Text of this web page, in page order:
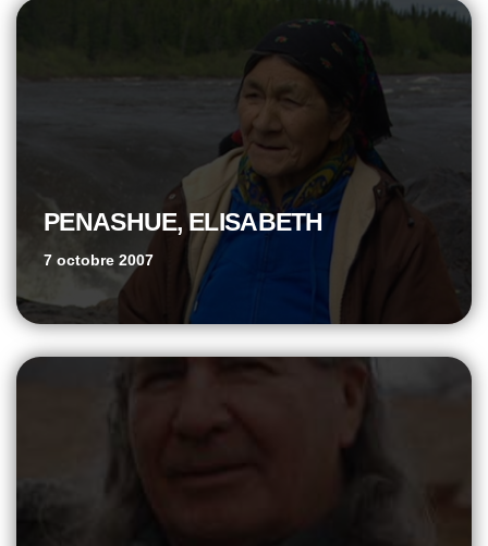
PENASHUE, ELISABETH
7 octobre 2007